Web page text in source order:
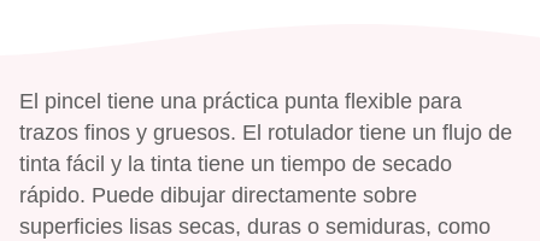
El pincel tiene una práctica punta flexible para
trazos finos y gruesos. El rotulador tiene un flujo de
tinta fácil y la tinta tiene un tiempo de secado
rápido. Puede dibujar directamente sobre
superficies lisas secas, duras o semiduras, como